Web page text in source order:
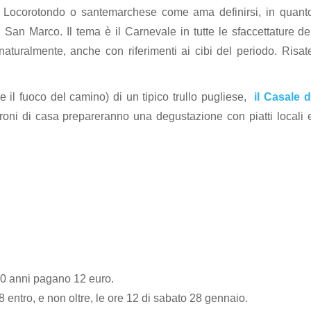
o santemarchese come ama definirsi, in
Marco. Il tema è il Carnevale in tutte le sfaccettature del
anche con riferimenti ai cibi del periodo.
il fuoco del camino) di un tipico trullo pugliese, il Casale
di casa prepareranno una degustazione con piatti locali
anni pagano 12 euro.
e non oltre, le ore 12 di sabato 28 gennaio.